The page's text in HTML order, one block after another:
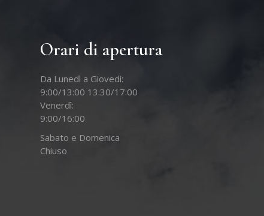
Orari di apertura
Da Lunedì a Giovedì:
9:00/13:00 13:30/17:00
Venerdì:
9:00/16:00
Sabato e Domenica
Chiuso